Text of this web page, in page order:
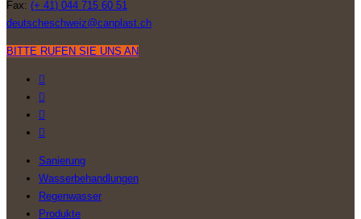
Fax: (+ 41) 044 715 60 51
deutscheschweiz@canplast.ch
BITTE RUFEN SIE UNS AN
Sanierung
Wasserbehandlungen
Regenwasser
Produkte